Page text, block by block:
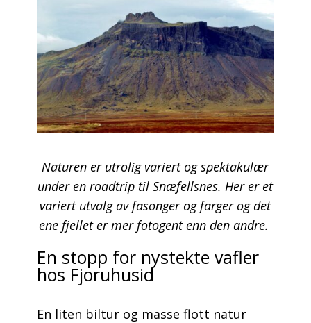
Naturen er utrolig variert og spektakulær
under en roadtrip til Snæfellsnes. Her er et
variert utvalg av fasonger og farger og det
ene fjellet er mer fotogent enn den andre.
En stopp for nystekte vafler
hos Fjoruhusid
En liten biltur og masse flott natur